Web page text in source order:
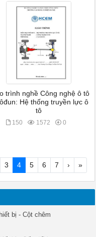
trình nghề Công nghệ ô tô
Hệ thống truyền lực ô
tô
150 1572 0
3 4 5 6 7 › »
bị - Cột chêm